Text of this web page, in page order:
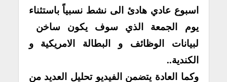
اسبوع عادي هادئ الى نشط نسبياً باستثناء
يوم الجمعة الذي سوف يكون ساخن
لبيانات الوظائف و البطالة الامريكية و
الكندية..
وكما العادة يتضمن الفيديو تحليل العديد من